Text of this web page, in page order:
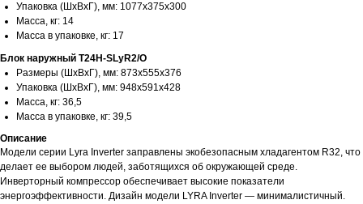
Упаковка (ШхВхГ), мм: 1077x375x300
Масса, кг: 14
Масса в упаковке, кг: 17
Блок наружный T24H-SLyR2/O
Размеры (ШхВхГ), мм: 873x555x376
Упаковка (ШхВхГ), мм: 948x591x428
Масса, кг: 36,5
Масса в упаковке, кг: 39,5
Описание
Модели серии Lyra Inverter заправлены экобезопасным хладагентом R32, что
делает ее выбором людей, заботящихся об окружающей среде.
Инверторный компрессор обеспечивает высокие показатели
энергоэффективности. Дизайн модели LYRA Inverter — минималистичный.